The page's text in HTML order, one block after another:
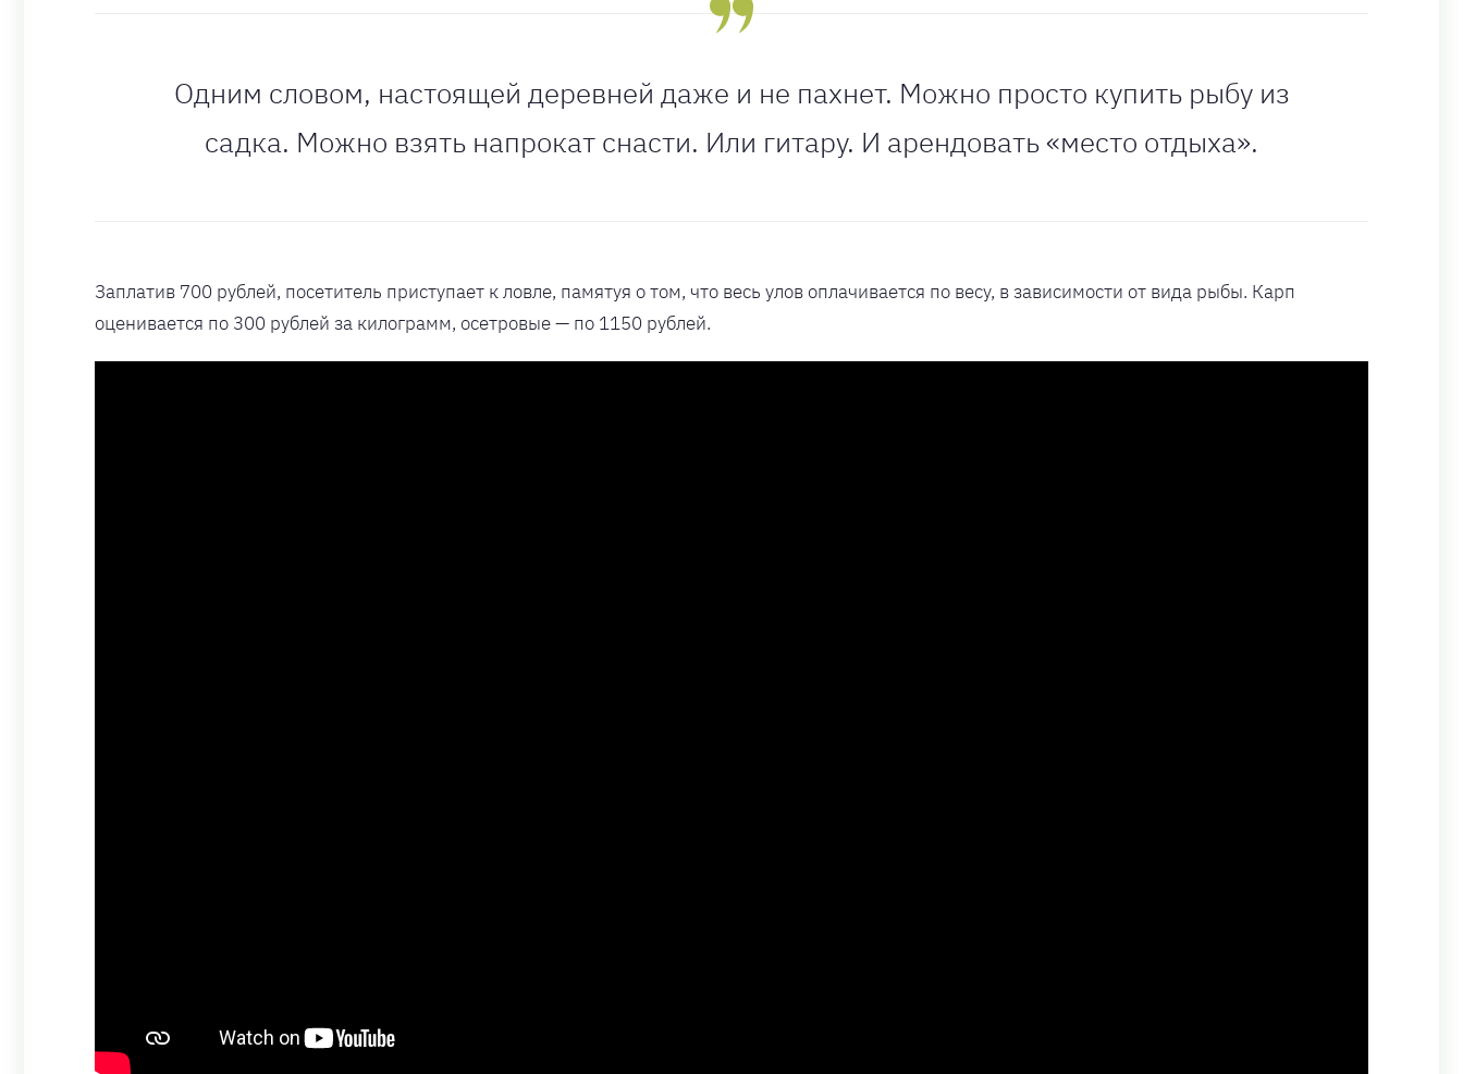
Одним словом, настоящей деревней даже и не пахнет. Можно просто купить рыбу из
садка. Можно взять напрокат снасти. Или гитару. И арендовать «место отдыха».
Заплатив 700 рублей, посетитель приступает к ловле, памятуя о том, что весь улов оплачивается по весу, в зависимости от вида рыбы. Карп
оценивается по 300 рублей за килограмм, осетровые — по 1150 рублей.